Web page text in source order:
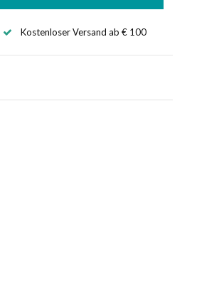
Kostenloser Versand ab € 100